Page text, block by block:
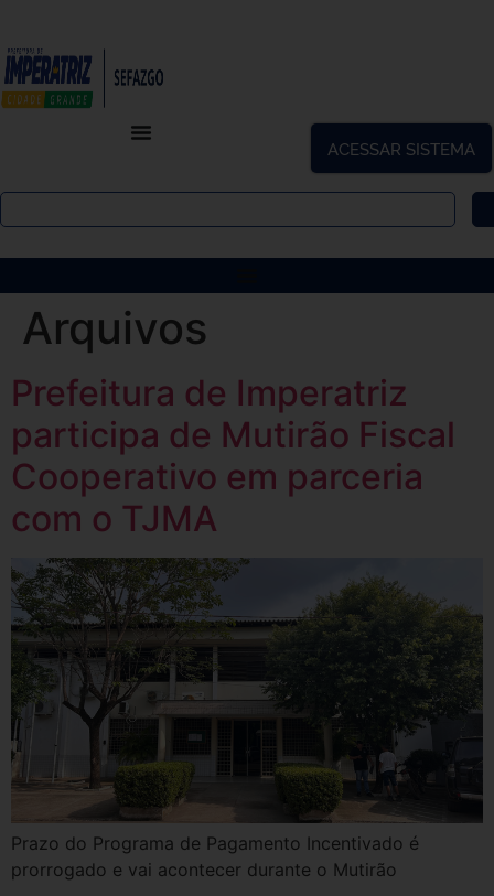
ACESSAR SISTEMA
Arquivos
Prefeitura de Imperatriz
participa de Mutirão Fiscal
Cooperativo em parceria
com o TJMA
Prazo do Programa de Pagamento Incentivado é
prorrogado e vai acontecer durante o Mutirão